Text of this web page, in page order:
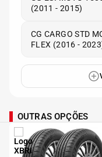
(2011 - 2015)
CG CARGO STD
FLEX (2016 -
OUTRAS OPÇÕES